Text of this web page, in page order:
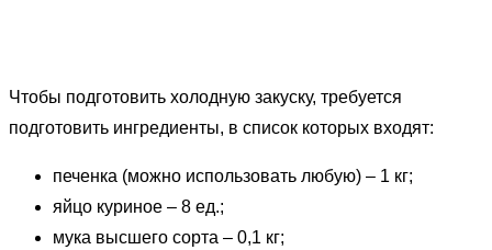
Чтобы подготовить холодную закуску, требуется
подготовить ингредиенты, в список которых входят:
печенка (можно использовать любую) – 1 кг;
яйцо куриное – 8 ед.;
мука высшего сорта – 0,1 кг;